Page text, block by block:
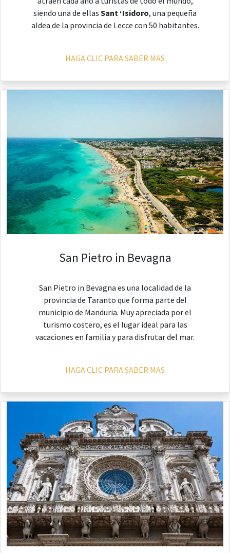
siendo una de ellas Sant ‘Isidoro, una pequeña
aldea de la provincia de Lecce con 50 habitantes.
HAGA CLIC PARA SABER MAS
San Pietro in Bevagna
San Pietro in Bevagna es una localidad de la
provincia de Taranto que forma parte del
municipio de Manduria. Muy apreciada por el
turismo costero, es el lugar ideal para las
vacaciones en familia y para disfrutar del mar.
HAGA CLIC PARA SABER MAS